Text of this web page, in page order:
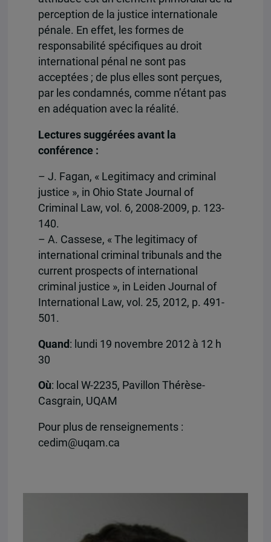
perception de la justice internationale
pénale. En effet, les formes de
responsabilité spécifiques au droit
international pénal ne sont pas
acceptées ; de plus elles sont perçues,
par les condamnés, comme n’étant pas
en adéquation avec la réalité.
Lectures suggérées avant la
conférence :
– J. Fagan, « Legitimacy and criminal
justice », in Ohio State Journal of
Criminal Law, vol. 6, 2008-2009, p. 123-
140.
– A. Cassese, « The legitimacy of
international criminal tribunals and the
current prospects of international
criminal justice », in Leiden Journal of
International Law, vol. 25, 2012, p. 491-
501.
Quand : lundi 19 novembre 2012 à 12 h
30
Où: local W-2235, Pavillon Thérèse-
Casgrain, UQAM
Pour plus de renseignements :
cedim@uqam.ca